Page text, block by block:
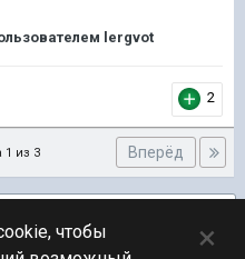
lergvot
2
Вперёд
1 из 3
чтобы
×